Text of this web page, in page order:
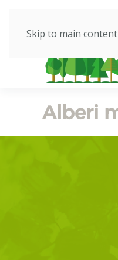
Skip to main content
Alberi